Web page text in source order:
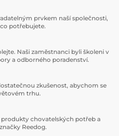
střední psy
prvkem naší společnosti,
potřebujete.
Naši zaměstnanci byli školeni v
a odborného poradenství.
zkušenost, abychom se
trhu.
chovatelských potřeb a
Reedog.